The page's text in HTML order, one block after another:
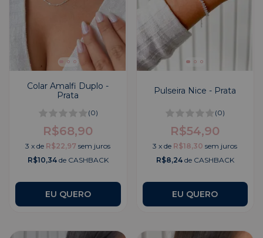
Colar Amalfi Duplo -
Prata
(0)
R$68,90
3 xde R$22,97 sem juros
R$10,34de CASHBACK
Pulseira Nice - Prata
(0)
R$54,90
3 xde R$18,30 sem juros
R$8,24de CASHBACK